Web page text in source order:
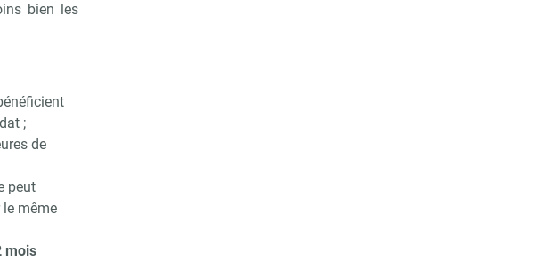
bien les
;
de
peut
même
mois